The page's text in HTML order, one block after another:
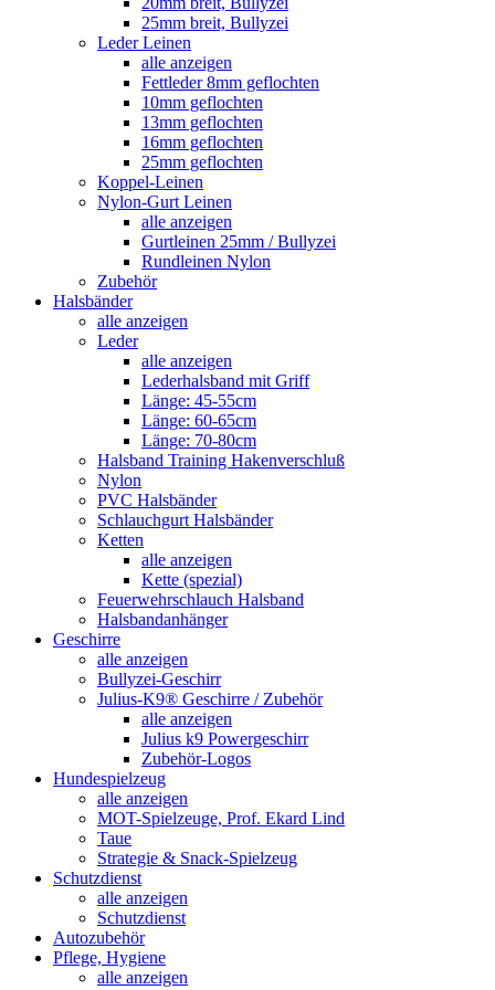
25mm breit, Bullyzei
Leder Leinen
alle anzeigen
Fettleder 8mm geflochten
10mm geflochten
13mm geflochten
16mm geflochten
25mm geflochten
Koppel-Leinen
Nylon-Gurt Leinen
alle anzeigen
Gurtleinen 25mm / Bullyzei
Rundleinen Nylon
Zubehör
Halsbänder
alle anzeigen
Leder
alle anzeigen
Lederhalsband mit Griff
Länge: 45-55cm
Länge: 60-65cm
Länge: 70-80cm
Halsband Training Hakenverschluß
Nylon
PVC Halsbänder
Schlauchgurt Halsbänder
Ketten
alle anzeigen
Kette (spezial)
Feuerwehrschlauch Halsband
Halsbandanhänger
Geschirre
alle anzeigen
Bullyzei-Geschirr
Julius-K9® Geschirre / Zubehör
alle anzeigen
Julius k9 Powergeschirr
Zubehör-Logos
Hundespielzeug
alle anzeigen
MOT-Spielzeuge, Prof. Ekard Lind
Taue
Strategie & Snack-Spielzeug
Schutzdienst
alle anzeigen
Schutzdienst
Autozubehör
Pflege, Hygiene
alle anzeigen